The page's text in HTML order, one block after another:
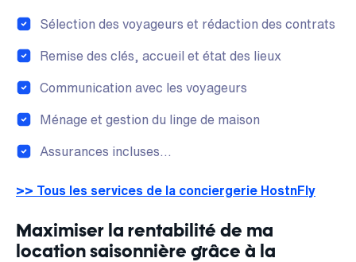
Sélection des voyageurs et rédaction des contrats
Remise des clés, accueil et état des lieux
Communication avec les voyageurs
Ménage et gestion du linge de maison
Assurances incluses…
>> Tous les services de la conciergerie HostnFly
Maximiser la rentabilité de ma
location saisonnière grâce à la